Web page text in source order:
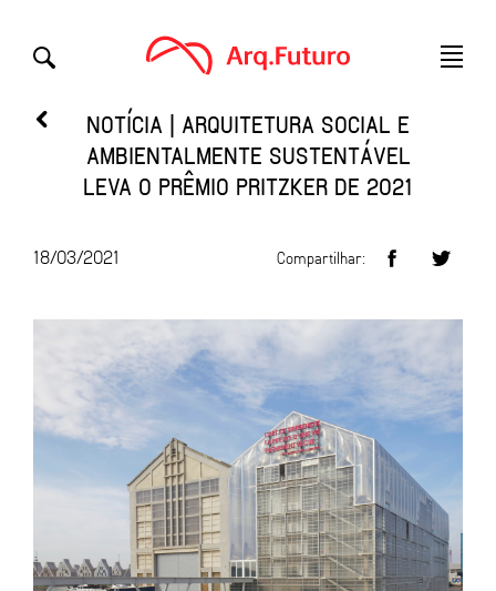
NOTÍCIA | ARQUITETURA SOCIAL E
AMBIENTALMENTE SUSTENTÁVEL
LEVA O PRÊMIO PRITZKER DE 2021
18/03/2021 Compartilhar: